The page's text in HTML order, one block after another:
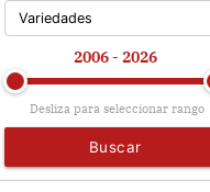
2006 - 2026
Desliza para seleccionar rango
Buscar